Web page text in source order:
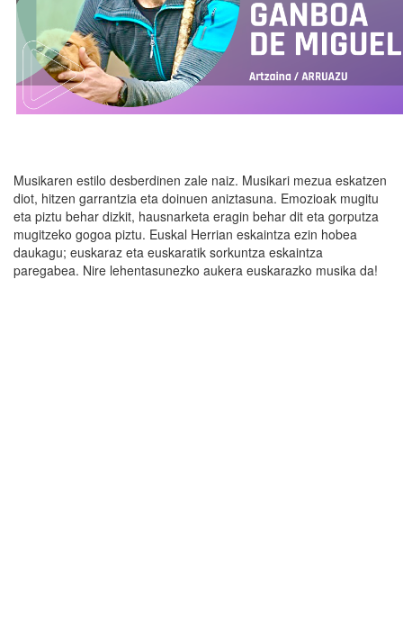
Musikaren estilo desberdinen zale naiz. Musikari mezua eskatzen
diot, hitzen garrantzia eta doinuen aniztasuna. Emozioak mugitu
eta piztu behar dizkit, hausnarketa eragin behar dit eta gorputza
mugitzeko gogoa piztu. Euskal Herrian eskaintza ezin hobea
daukagu; euskaraz eta euskaratik sorkuntza eskaintza
paregabea. Nire lehentasunezko aukera euskarazko musika da!